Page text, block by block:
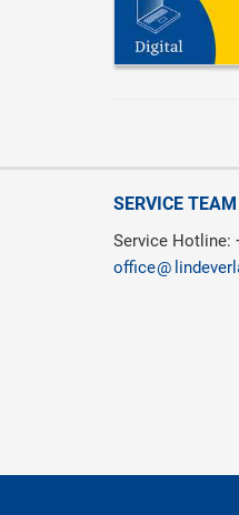
SERVICE
Service Hotline:
office